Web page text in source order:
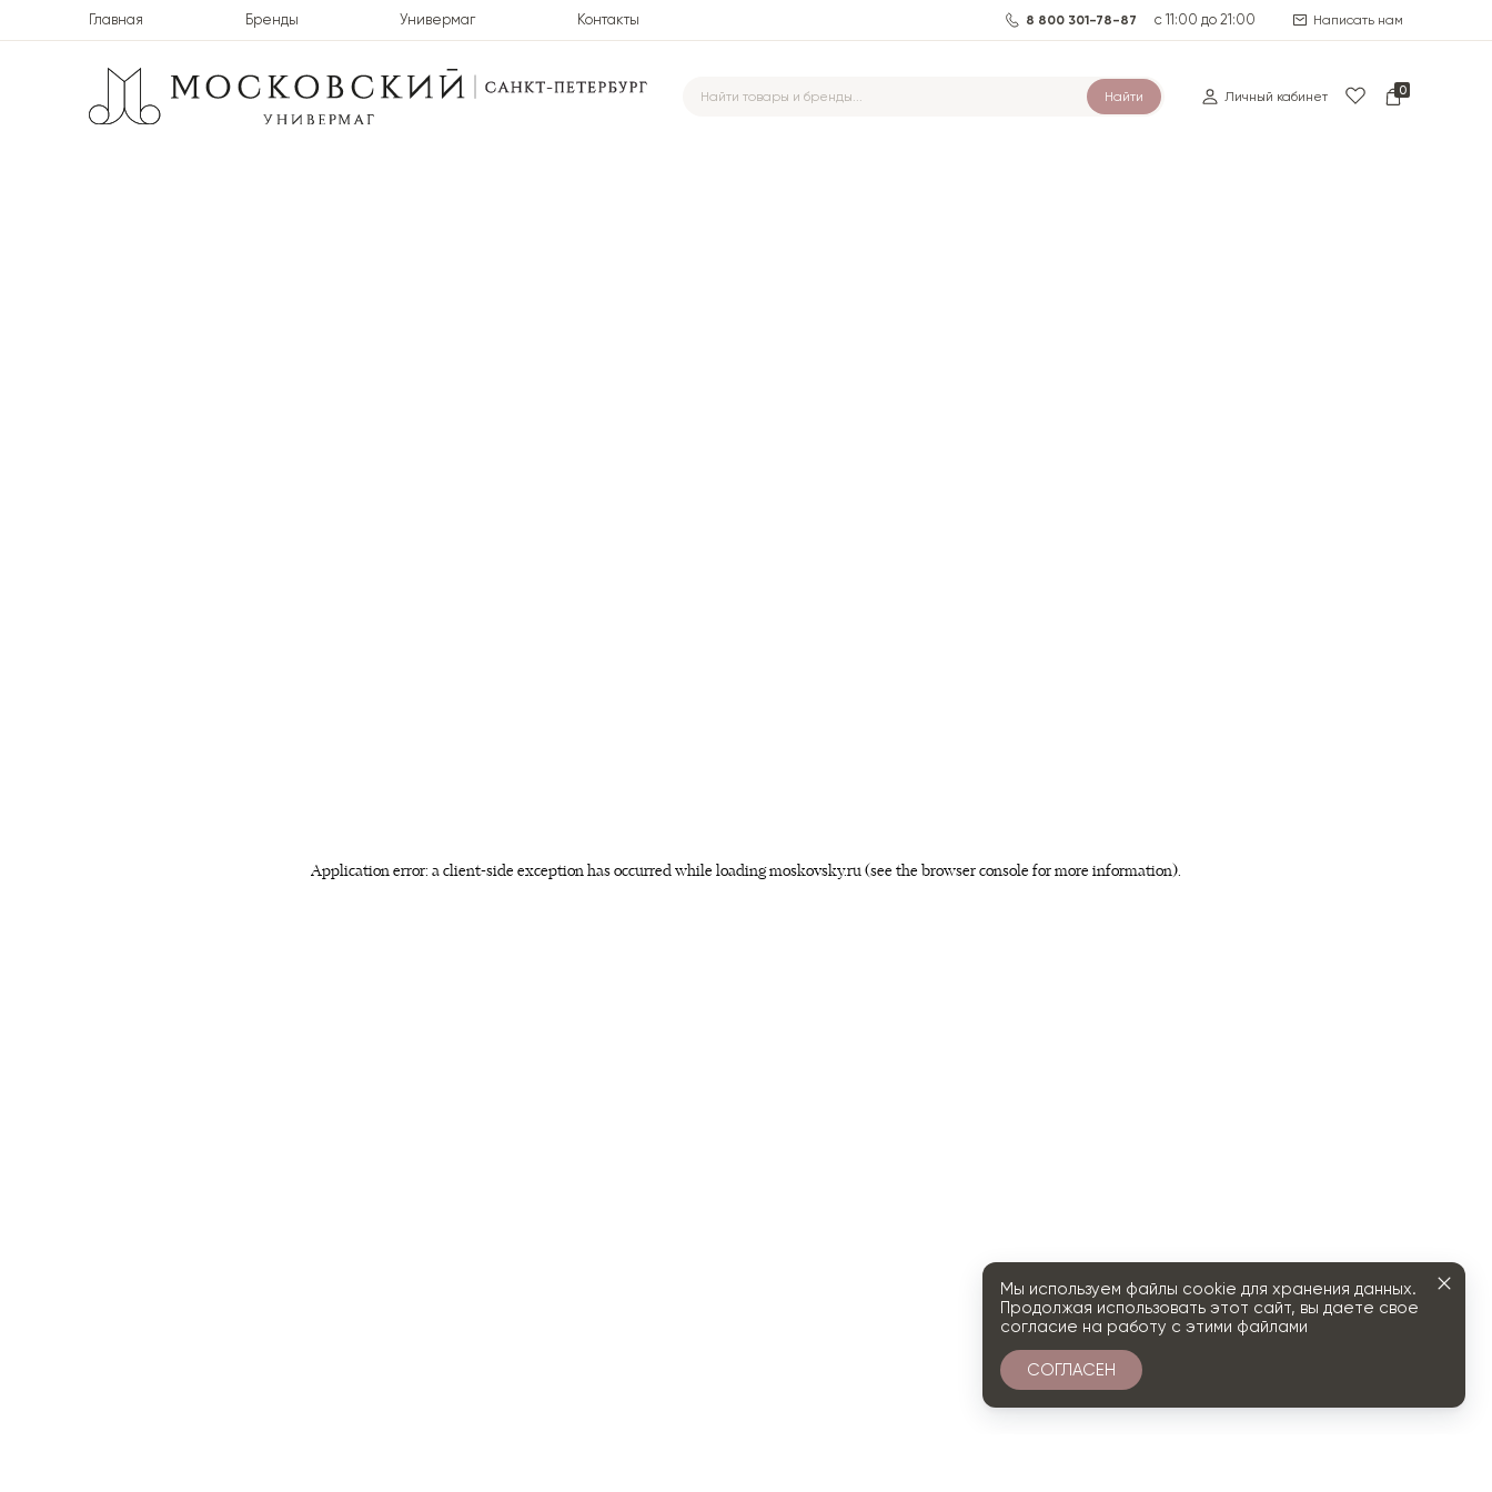
Главная Бренды Универмаг Контакты 8 800 301-78-87 с 11:00 до 21:00 Написать нам
Найти Личный кабинет 0
Application error: a client-side exception has occurred while loadingmoskovsky.ru (see the browser console for more information).
Мы используем файлы cookie для хранения данных.
Продолжая использовать этот сайт, вы даете свое
согласие на работу с этими файлами
СОГЛАСЕН